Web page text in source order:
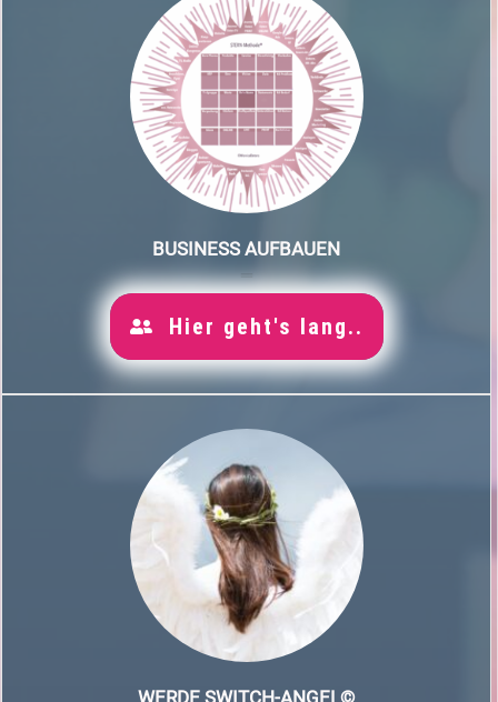
BUSINESS AUFBAUEN
Hier geht's lang..
WERDE SWITCH-ANGEL©